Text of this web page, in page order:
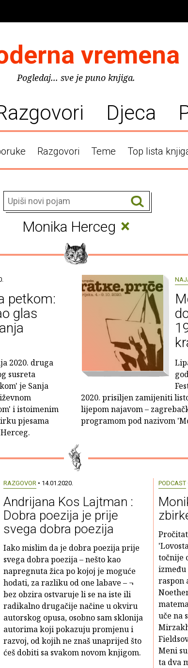
vremena
Pogledaj... sve je puno knjiga.
Djeca
Razgovori Teme Top lista
Monika Herceg ×
petkom:
glas
2020. druga
susreta
je Sanja
i istoimenim
pjesama
2020. prisiljen zamijeniti
lijepom najavom –
programom pod nazivom
RAZGOVOR• 14.01.2020.
Andrijana Kos Lajtman :
Dobra poezija je prije
svega dobra poezija
Iako mislim da je dobra poezija prije
svega dobra poezija – nešto kao
napregnuta žica po kojoj je moguće
hodati, za razliku od one labave – ¬
bez obzira ostvaruje li se na iste ili
radikalno drugačije načine u okviru
autorskog opusa, osobno sam sklonija
autorima koji pokazuju promjenu i
razvoj, od kojih ne znaš unaprijed što
ćeš dobiti sa svakom novom knjigom.
PODCAST
točnije
raspon
uče na
Meni
ta dva